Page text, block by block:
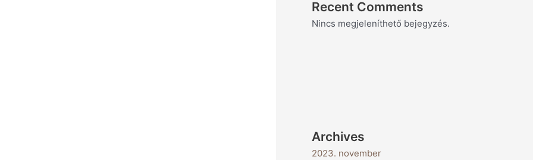
Recent Comments
Nincs megjeleníthető bejegyzés.
Archives
2023. november